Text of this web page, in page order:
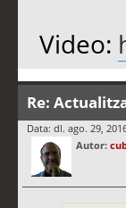
Video:
Re:
Data: dl. ago. 29,
Autor: